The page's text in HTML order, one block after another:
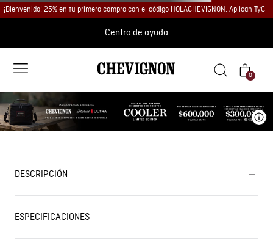
¡Bienvenido! 25% en tu primera compra con el código HOLACHEVIGNON. Aplican TyC
Centro de ayuda
0
DESCRIPCIÓN
ESPECIFICACIONES